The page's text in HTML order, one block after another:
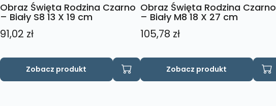
Obraz Święta Rodzina Czarno
– Biały S8 13 X 19 cm
91,02 zł
Zobacz produkt
Obraz Święta Rodzina Czarno
– Biały M8 18 X 27 cm
105,78 zł
Zobacz produkt